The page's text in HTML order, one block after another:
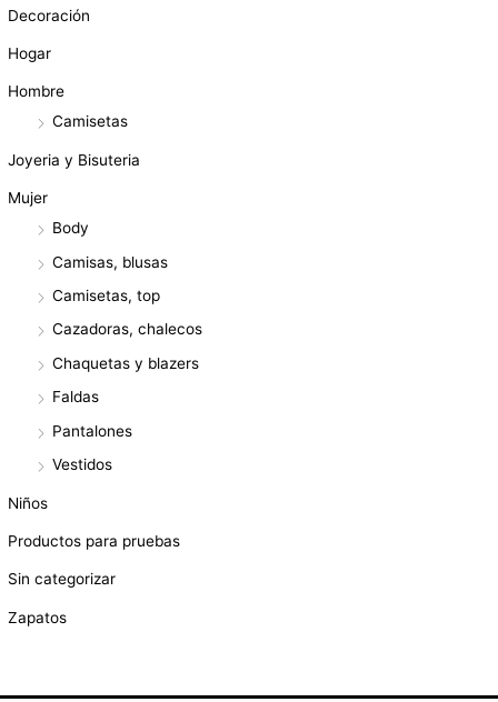
Decoración
Hogar
Hombre
Camisetas
Joyeria y Bisuteria
Mujer
Body
Camisas, blusas
Camisetas, top
Cazadoras, chalecos
Chaquetas y blazers
Faldas
Pantalones
Vestidos
Niños
Productos para pruebas
Sin categorizar
Zapatos